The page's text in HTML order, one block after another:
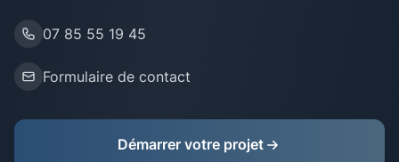
07 85 55 19 45
Formulaire de contact
Démarrer votre projet